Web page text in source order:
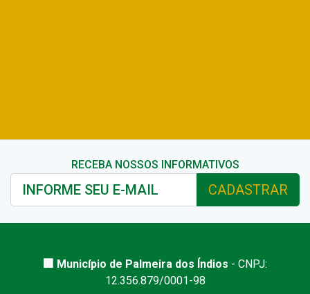
RECEBA NOSSOS INFORMATIVOS
CADASTRAR
🏢 Município de Palmeira dos Índios - CNPJ:
12.356.879/0001-98